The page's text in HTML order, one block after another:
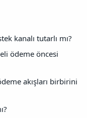
kanalı tutarlı mı?
ödeme öncesi
akışları birbirini